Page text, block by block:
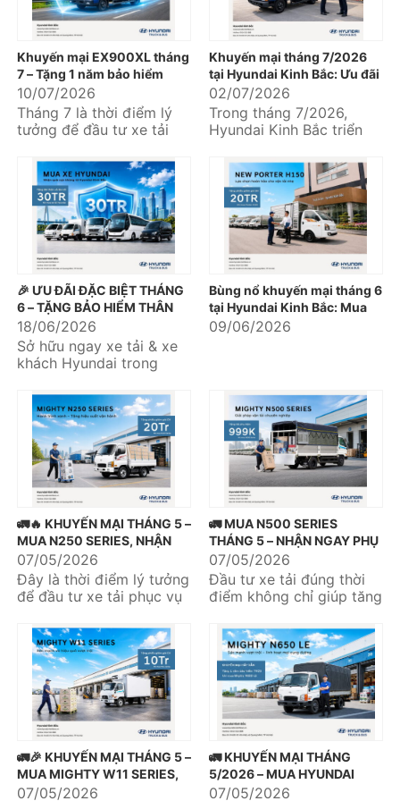
Khuyến mại EX900XL tháng
7 – Tặng 1 năm bảo hiểm
thân vỏ, an tâm khai thác
ngay từ chuyến hàng đầu
tiên
10/07/2026
Tháng 7 là thời điểm lý
tưởng để đầu tư xe tải
chuyển hàng hóa, mở
rộng...
Khuyến mại tháng 7/2026
tại Hyundai Kinh Bắc: Ưu đãi
hấp dẫn khi mua xe tải
Hyundai và Hyundai Solati
02/07/2026
Trong tháng 7/2026,
Hyundai Kinh Bắc triển
mại dành cho nhiều dòng
xe thương mại...
🎉 ƯU ĐÃI ĐẶC BIỆT THÁNG
6 – TẶNG BẢO HIỂM THÂN
VỎ LÊN TỚI 30 TRIỆU ĐỒNG
🚛🚌
18/06/2026
Sở hữu ngay xe tải & xe
khách Hyundai trong
bảo hiểm thân vỏ với giá
trị...
Bùng nổ khuyến mại tháng 6
tại Hyundai Kinh Bắc: Mua
xe nhận quà khủng liền tay
09/06/2026
🚛🔥 KHUYẾN MẠI THÁNG 5 –
MUA N250 SERIES, NHẬN
NGAY ƯU ĐÃI DỊCH VỤ 20
TRIỆU 🔥🚛
07/05/2026
Đây là thời điểm lý tưởng
để đầu tư xe tải phục vụ
quả vận chuyển....
🚛 MUA N500 SERIES
THÁNG 5 – NHẬN NGAY PHỤ
KIỆN 999K 🎁
07/05/2026
Đầu tư xe tải đúng thời
điểm không chỉ giúp tăng
còn tối ưu chi phí vận...
🚛🎉 KHUYẾN MẠI THÁNG 5 –
MUA MIGHTY W11 SERIES,
NHẬN NGAY ƯU ĐÃI DỊCH
07/05/2026
🚛 KHUYẾN MẠI THÁNG
5/2026 – MUA HYUNDAI
MIGHTY N650LE, TẶNG
07/05/2026